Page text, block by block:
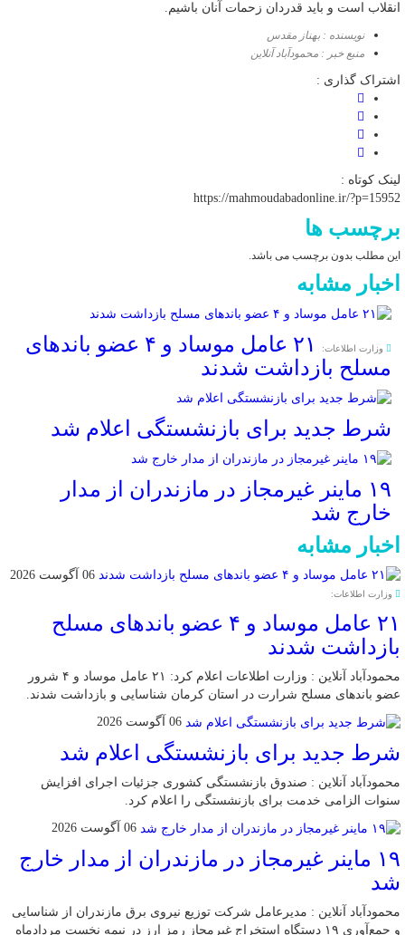
انقلاب است و باید قدردان زحمات آنان باشیم.
نویسنده : بهناز مقدس
منبع خبر : محمودآباد آنلاین
اشتراک گذاری :
لینک کوتاه :
https://mahmoudabadonline.ir/?p=15952
برچسب ها
این مطلب بدون برچسب می باشد.
اخبار مشابه
وزارت اطلاعات:
۲۱ عامل موساد و ۴ عضو باند‌های
مسلح بازداشت شدند
شرط جدید برای بازنشستگی اعلام شد
۱۹ ماینر غیرمجاز در مازندران از مدار
خارج شد
اخبار مشابه
06 آگوست 2026
وزارت اطلاعات:
۲۱ عامل موساد و ۴ عضو باند‌های مسلح
بازداشت شدند
محمودآباد آنلاین : وزارت اطلاعات اعلام کرد: ۲۱ عامل موساد و ۴ شرور
عضو باند‌های مسلح شرارت در استان کرمان شناسایی و بازداشت شدند.
06 آگوست 2026
شرط جدید برای بازنشستگی اعلام شد
محمودآباد آنلاین : صندوق بازنشستگی کشوری جزئیات اجرای افزایش
سنوات الزامی خدمت برای بازنشستگی را اعلام کرد.
06 آگوست 2026
۱۹ ماینر غیرمجاز در مازندران از مدار خارج
شد
محمودآباد آنلاین : مدیرعامل شرکت توزیع نیروی برق مازندران از شناسایی
و جمع‌آوری ۱۹ دستگاه استخراج غیرمجاز رمز ارز در نیمه نخست مردادماه